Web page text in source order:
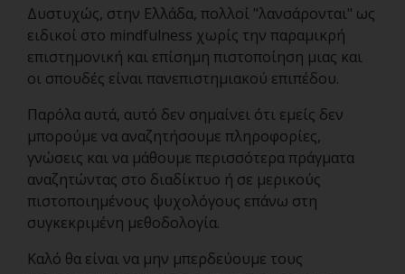
Δυστυχώς, στην Ελλάδα, πολλοί "λανσάρονται" ως
ειδικοί στο mindfulness χωρίς την παραμικρή
επιστημονική και επίσημη πιστοποίηση μιας και
οι σπουδές είναι πανεπιστημιακού επιπέδου.
Παρόλα αυτά, αυτό δεν σημαίνει ότι εμείς δεν
μπορούμε να αναζητήσουμε πληροφορίες,
γνώσεις και να μάθουμε περισσότερα πράγματα
αναζητώντας στο διαδίκτυο ή σε μερικούς
πιστοποιημένους ψυχολόγους επάνω στη
συγκεκριμένη μεθοδολογία.
Καλό θα είναι να μην μπερδεύουμε τους